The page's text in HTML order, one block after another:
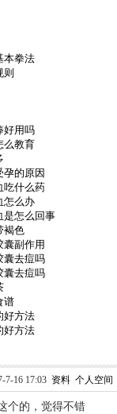
本拳法
则
好用吗
么教育
孕的原因
吃什么药
怎么办
是怎么回事
褐色
囊副作用
囊去痘吗
囊去痘吗
谱
好方法
好方法
7-16 17:03 资料 个人空间
个的，觉得不错